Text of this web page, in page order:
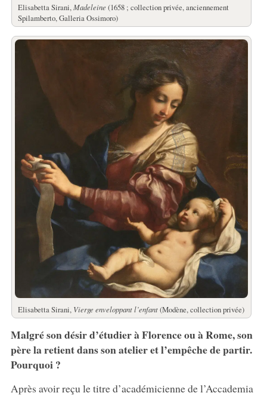
Elisabetta Sirani, Madeleine (1658 ; collection privée, anciennement
Spilamberto, Galleria Ossimoro)
Elisabetta Sirani, Vierge enveloppant l’enfant(Modène, collection privée)
Malgré son désir d’étudier à Florence ou à Rome, son
père la retient dans son atelier et l’empêche de partir.
Pourquoi ?
Après avoir reçu le titre d’académicienne de l’Accademia